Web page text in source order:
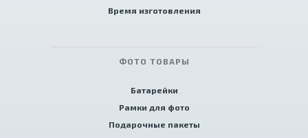
Время изготовления
ФОТО ТОВАРЫ
Батарейки
Рамки для фото
Подарочные пакеты